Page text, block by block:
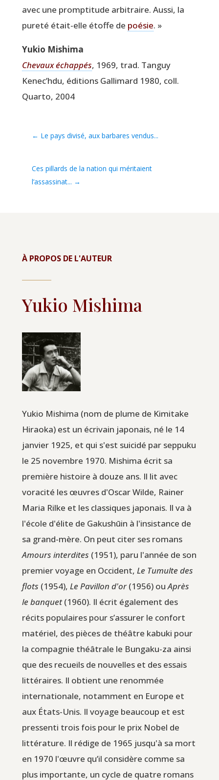
avec une promp­ti­tude arbi­traire. Aus­si, la
pure­té était-elle étoffe de poé­sie. »
Yukio Mishi­ma
Che­vaux échap­pés, 1969, trad. Tan­guy
Kenec’hdu, édi­tions Gal­li­mard 1980, coll.
Quar­to, 2004
← Le pays divisé, aux barbares vendus...
Ces pillards de la nation qui méritaient
l’assassinat... →
À PROPOS DE L'AUTEUR
Yukio Mishima
Yukio Mishima (nom de plume de Kimitake
Hiraoka) est un écrivain japonais, né le 14
janvier 1925, et qui s'est suicidé par seppuku
le 25 novembre 1970. Mishima écrit sa
première histoire à douze ans. Il lit avec
voracité les œuvres d'Oscar Wilde, Rainer
Maria Rilke et les classiques japonais. Il va à
l'école d'élite de Gakushūin à l'insistance de
sa grand-mère. On peut citer ses romans
Amours interdites (1951), paru l'année de son
premier voyage en Occident, Le Tumulte des
flots (1954), Le Pavillon d'or(1956) ouAprès
le banquet(1960). Il écrit également des
récits populaires pour s’assurer le confort
matériel, des pièces de théâtre kabuki pour
la compagnie théâtrale le Bungaku-za ainsi
que des recueils de nouvelles et des essais
littéraires. Il obtient une renommée
internationale, notamment en Europe et
aux États-Unis. Il voyage beaucoup et est
pressenti trois fois pour le prix Nobel de
littérature. Il rédige de 1965 jusqu'à sa mort
en 1970 l'œuvre qu’il considère comme sa
plus importante, un cycle de quatre romans